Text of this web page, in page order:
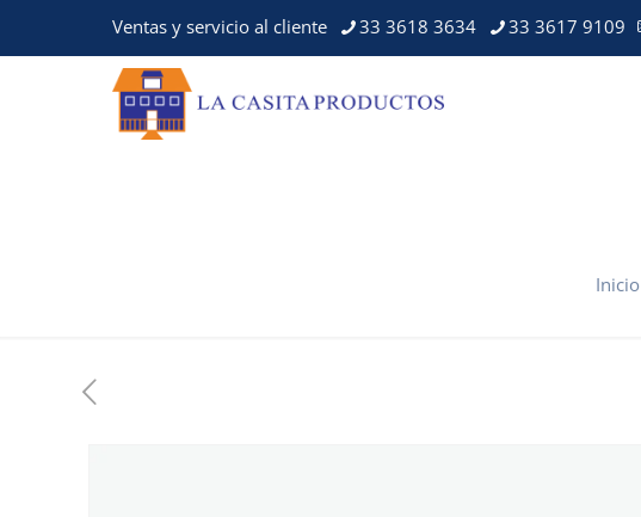
Ventas y servicio al cliente 33 3618 3634 33 3617 9109
Inicio